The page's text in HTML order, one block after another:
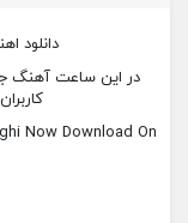
دانلود
در این ساعت آهنگ
Now Download On